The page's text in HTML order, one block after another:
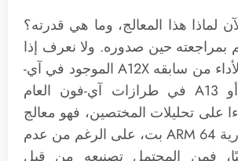
لماذا هذا المعالج، وما هي قدرته؟
بمراجعته حين صدوره. ولا نعرف إذا
كان أقرب في الأداء من سابقه A12X الموجود في آي-
باد برو 2018 أو A13 في طرازات آي-فون العام
على تحليلات المختصين، فهو معالج
يعتمد على معمارية ARM 64 بت، على الرغم من عدم
فمن المحتمل تصنيعه من قبل